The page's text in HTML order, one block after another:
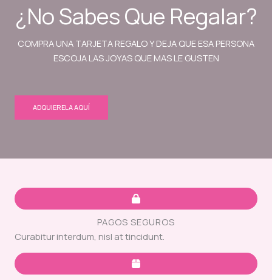
¿No Sabes Que Regalar?
COMPRA UNA TARJETA REGALO Y DEJA QUE ESA PERSONA
ESCOJA LAS JOYAS QUE MAS LE GUSTEN
ADQUIERELA AQUÍ
PAGOS SEGUROS
Curabitur interdum, nisl at tincidunt.